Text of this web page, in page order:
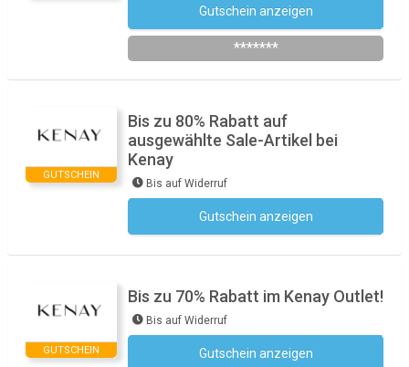
Gutschein anzeigen
*******
GUTSCHEIN
Bis zu 80% Rabatt auf
ausgewählte Sale-Artikel bei
Kenay
Bis auf Widerruf
Gutschein anzeigen
GUTSCHEIN
Bis zu 70% Rabatt im Kenay Outlet!
Bis auf Widerruf
Gutschein anzeigen